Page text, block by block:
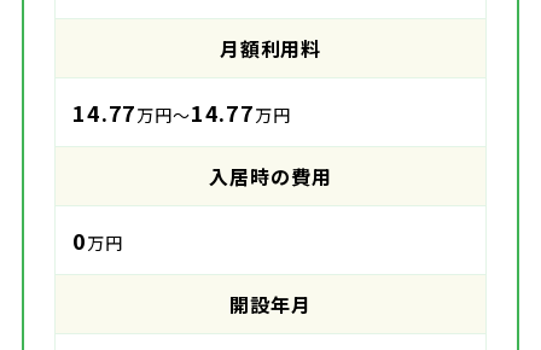
月額利用料
14.77万円～14.77万円
入居時の費用
0万円
開設年月